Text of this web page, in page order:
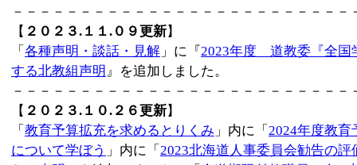
－－－－－－－－－－－－－－－－－－－－－－－－
【 ２０２３.１１.０９更新】
「 各種声明・談話・見解 」に『2023年度 道教委『全国
する北教組声明 』を追加しました。
－－－－－－－－－－－－－－－－－－－－－－－－
【 ２０２３.１０.２６更新】
「 教育予算拡充を求めるとりくみ 」内に「 2024年度教育
について学ぼう 」内に「 2023北海道人事委員会勧告の評